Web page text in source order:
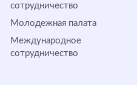
сотрудничество
Молодежная палата
Международное
сотрудничество